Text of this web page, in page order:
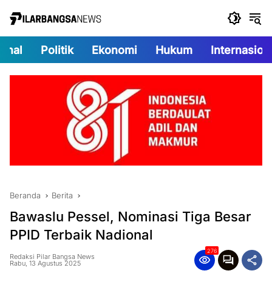
Politik Ekonomi Hukum
Beranda Berita
Bawaslu Pessel, Nominasi Tiga Besar
PPID Terbaik Nadional
Redaksi Pilar Bangsa News
Rabu, 13 Agustus 2025
276